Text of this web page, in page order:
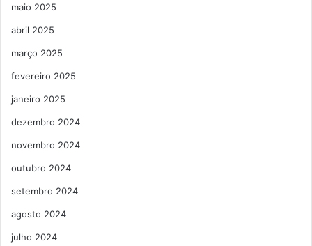
maio 2025
abril 2025
março 2025
fevereiro 2025
janeiro 2025
dezembro 2024
novembro 2024
outubro 2024
setembro 2024
agosto 2024
julho 2024